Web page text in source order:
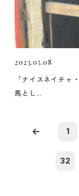
2023.05.08
「ナイスネイチャ
馬とし...
1
32